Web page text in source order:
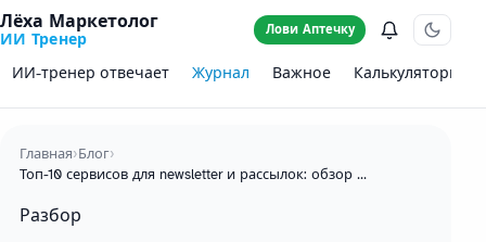
Лёха Маркетолог
ИИ Тренер
Лови Аптечку
ИИ-тренер отвечает Журнал Важное Калькуляторы
Главная›Блог›
Топ-10 сервисов для newsletter и рассылок: обзор 2026
Разбор